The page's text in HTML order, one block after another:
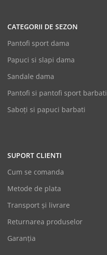
CATEGORII DE SEZON
Pantofi sport dama
Papuci si slapi dama
Sandale dama
Pantofi si pantofi sport barbati
Saboți si papuci barbati
SUPORT CLIENTI
Cum se comanda
Metode de plata
Transport și livrare
Returnarea produselor
Garanția